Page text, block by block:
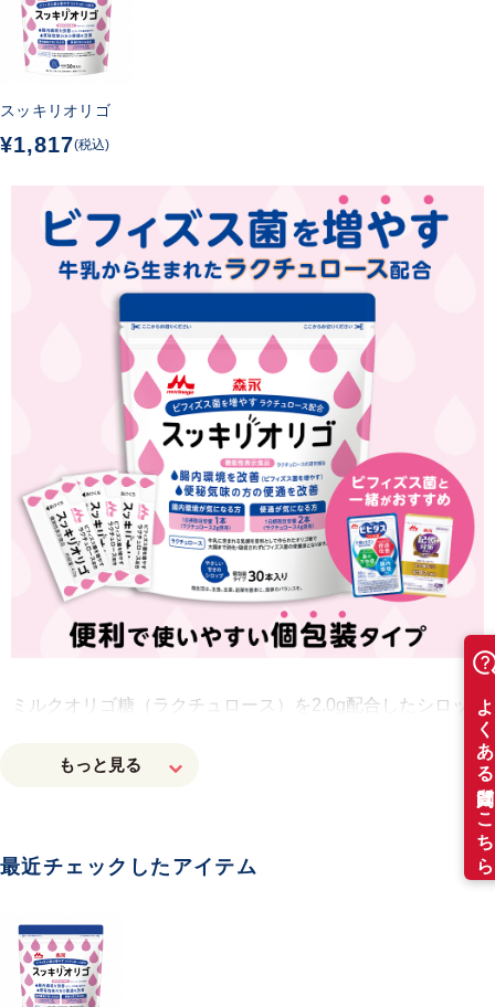
スッキリオリゴ
¥1,817(税込)
ミルクオリゴ糖（ラクチュロース）を2.0g配合したシロッ
使いやすい個包装タイプ。
手軽にオリゴ糖を摂取したい方
最近チェックしたアイテム